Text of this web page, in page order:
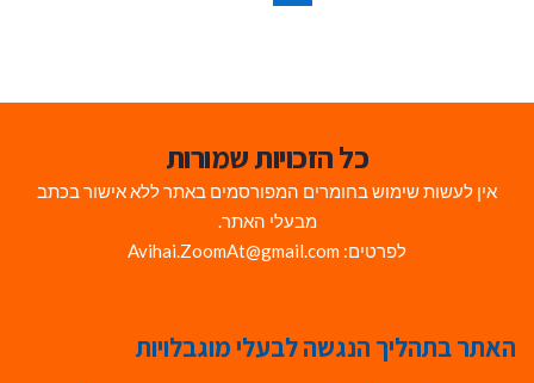
כל הזכויות שמורות
אין לעשות שימוש בחומרים המפורסמים באתר ללא אישור בכתב
מבעלי האתר.
לפרטים: Avihai.ZoomAt@gmail.com
האתר בתהליך הנגשה לבעלי מוגבלויות